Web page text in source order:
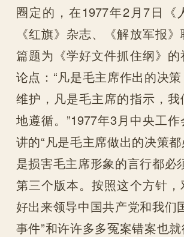
圈定的，在1977年2月7日《
《红旗》杂志、《解放军报
篇题为《学好文件抓住纲》
论点：“凡是毛主席作出的决
维护，凡是毛主席的指示，
地遵循。”1977年3月中央工
讲的“凡是毛主席做出的决策
是损害毛主席形象的言行都必
第三个版本。按照这个方针
好出来领导中国共产党和我们
事件”和许许多多冤案错案也就